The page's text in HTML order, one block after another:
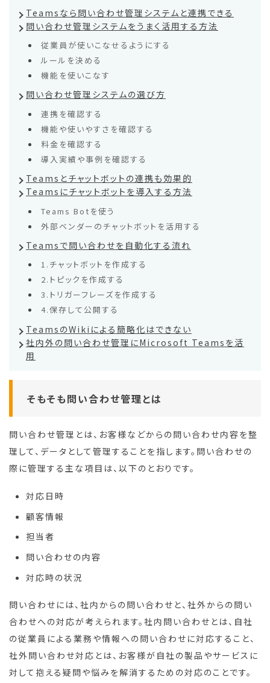
Teamsなら問い合わせ管理システムと連携できる
問い合わせ管理システムをうまく活用する方法
従業員が使いこなせるようにする
ルールを決める
機能を使いこなす
問い合わせ管理システムの選び方
連携を確認する
機能や使いやすさを確認する
料金を確認する
導入実績や事例を確認する
Teamsとチャットボットの連携も効果的
Teamsにチャットボットを導入する方法
Teams Botを使う
外部ベンダーのチャットボットを活用する
Teamsで問い合わせを自動化する流れ
1.チャットボットを作成する
2.トピックを作成する
3.トリガーフレーズを作成する
4.保存して公開する
TeamsのWikiによる簡略化はできない
社内外の問い合わせ管理にMicrosoft Teamsを活
用
そもそも問い合わせ管理とは
問い合わせ管理とは、お客様などからの問い合わせ内容を整
理して、データとして管理することを指します。問い合わせの
際に管理する主な項目は、以下のとおりです。
対応日時
顧客情報
担当者
問い合わせの内容
対応時の状況
問い合わせには、社内からの問い合わせと、社外からの問い
合わせへの対応が考えられます。社内問い合わせとは、自社
の従業員による業務や情報への問い合わせに対応すること、
社外問い合わせ対応とは、お客様が自社の製品やサービスに
対して抱える疑問や悩みを解消するための対応のことです。